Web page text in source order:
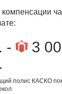
-
3
полис КАСКО